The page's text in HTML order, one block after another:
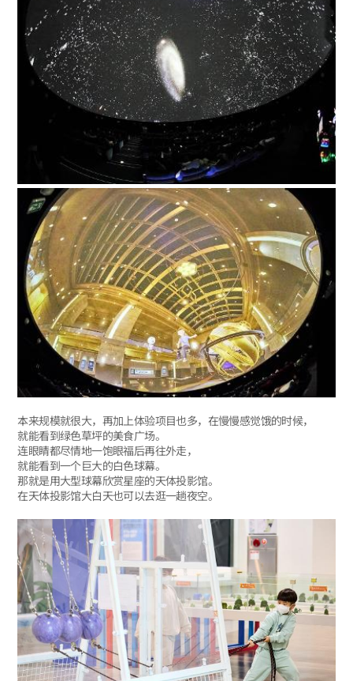
本来规模就很大，再加上体验项目也多，在慢慢感觉饿的时候，
就能看到绿色草坪的美食广场。
连眼睛都尽情地一饱眼福后再往外走，
就能看到一个巨大的白色球幕。
那就是用大型球幕欣赏星座的天体投影馆。
在天体投影馆大白天也可以去逛一趟夜空。